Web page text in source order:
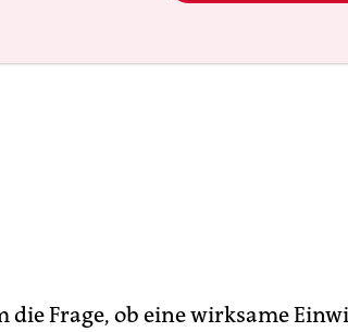
die Frage, ob eine wirksame